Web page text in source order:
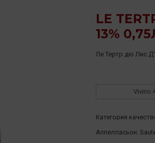
LE
13%
Ле Тертр дю Лис
Vivino
Категория
Аппелласьон: